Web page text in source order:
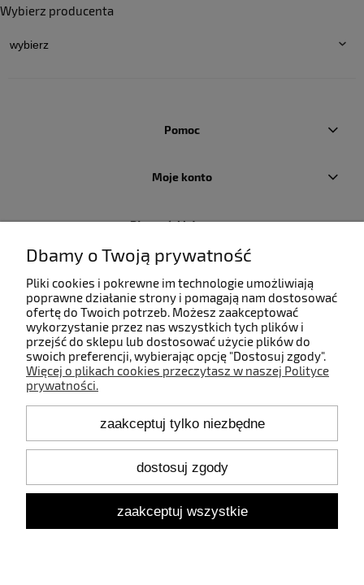
Wybierz producenta
Pomoc
Moje konto
Płatności i dostawa
O nas
Kontakt
+48 660 808 853
Pon.-Pt. 9:00-17:00
Sob. 10:00-12:00
shop@idealbodylight.com.pl
Oświetlenie wewnętrzne i zewnętrzne - IBL | Wałbrzyska 11/184,
Dbamy o Twoją prywatność
Pliki cookies i pokrewne im technologie umożliwiają
poprawne działanie strony i pomagają nam dostosować
ofertę do Twoich potrzeb. Możesz zaakceptować
wykorzystanie przez nas wszystkich tych plików i
przejść do sklepu lub dostosować użycie plików do
swoich preferencji, wybierając opcję "Dostosuj zgody".
Więcej o plikach cookies przeczytasz w naszej Polityce
prywatności.
zaakceptuj tylko niezbędne
dostosuj zgody
zaakceptuj wszystkie